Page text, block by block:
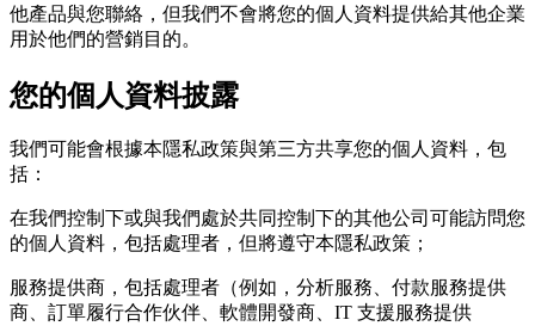
他產品與您聯絡，但我們不會將您的個人資料提供給其他企業
用於他們的營銷目的。
您的個人資料披露
我們可能會根據本隱私政策與第三方共享您的個人資料，包
括：
在我們控制下或與我們處於共同控制下的其他公司可能訪問您
的個人資料，包括處理者，但將遵守本隱私政策；
服務提供商，包括處理者（例如，分析服務、付款服務提供
商、訂單履行合作伙伴、軟體開發商、IT 支援服務提供